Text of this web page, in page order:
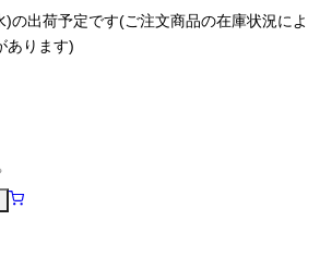
)の出荷予定です(ご注文商品の在庫状況によ
あります)